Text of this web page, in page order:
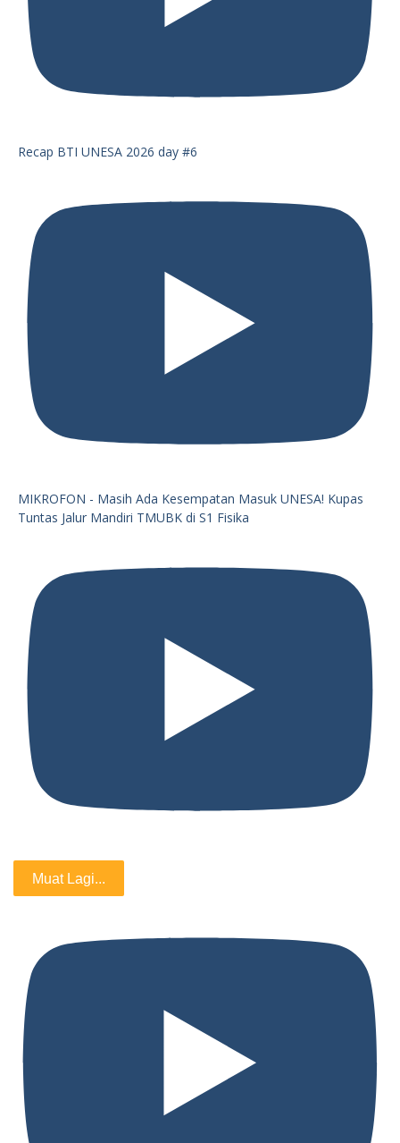
Recap BTI UNESA 2026 day #6
MIKROFON - Masih Ada Kesempatan Masuk UNESA! Kupas
Tuntas Jalur Mandiri TMUBK di S1 Fisika
Muat Lagi...